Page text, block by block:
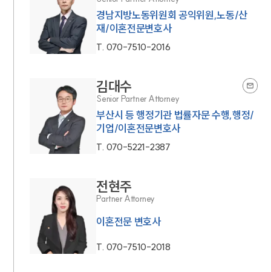
경남지방노동위원회 공익위원,노동/산
재/이혼전문변호사
T. 070-7510-2016
김대수
Senior Partner Attorney
부산시 등 행정기관 법률자문 수행,행정/
기업/이혼전문변호사
T. 070-5221-2387
전현주
Partner Attorney
이혼전문 변호사
T. 070-7510-2018